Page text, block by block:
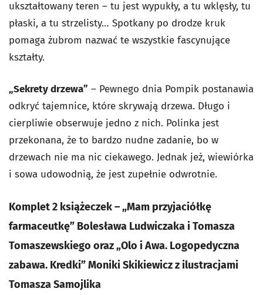
ukształtowany teren – tu jest wypukły, a tu wklęsły, tu
płaski, a tu strzelisty… Spotkany po drodze kruk
pomaga żubrom nazwać te wszystkie fascynujące
kształty.
„Sekrety drzewa” – Pewnego dnia Pompik postanawia
odkryć tajemnice, które skrywają drzewa. Długo i
cierpliwie obserwuje jedno z nich. Polinka jest
przekonana, że to bardzo nudne zadanie, bo w
drzewach nie ma nic ciekawego. Jednak jeż, wiewiórka
i sowa udowodnią, że jest zupełnie odwrotnie.
Komplet 2 książeczek – „Mam przyjaciółkę
farmaceutkę” Bolesława Ludwiczaka i Tomasza
Tomaszewskiego oraz „Olo i Awa. Logopedyczna
zabawa. Kredki” Moniki Skikiewicz z ilustracjami
Tomasza Samojlika